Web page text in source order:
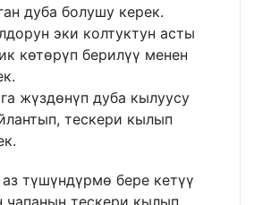
дуба болушу керек.
эки колтуктун асты
көтөрүп берилүү менен
жүздөнүп дуба кылуусу
тескери кылып
түшүндүрмө бере кетүү
тескери кылып